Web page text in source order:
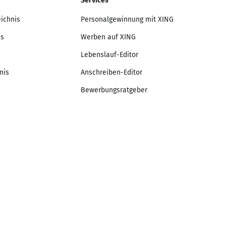
Personalgewinnung mit XING
Werben auf XING
Lebenslauf-Editor
Anschreiben-Editor
Bewerbungsratgeber